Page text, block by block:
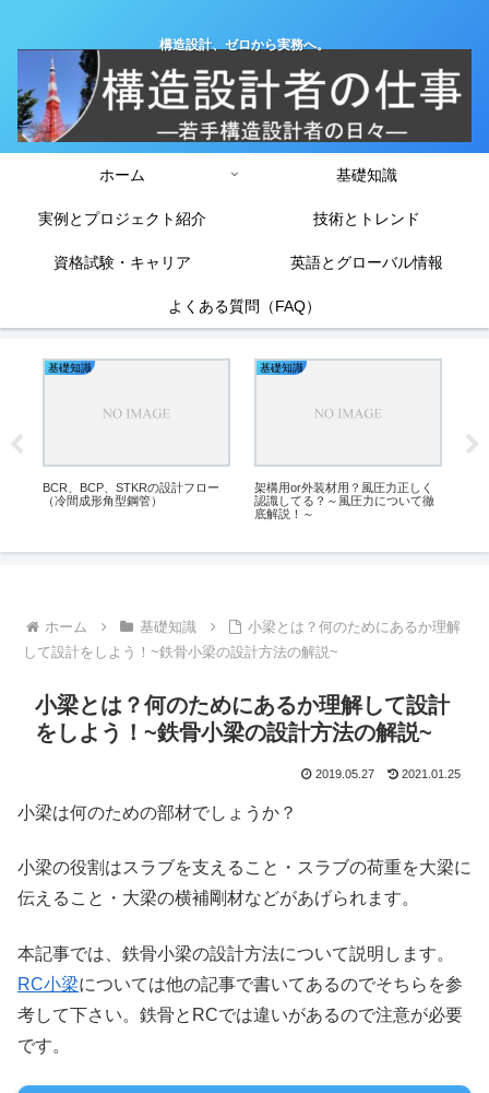
構造設計、ゼロから実務へ。
ホーム 基礎知識
実例とプロジェクト紹介 技術とトレンド
資格試験・キャリア 英語とグローバル情報
よくある質問（FAQ）
基礎知識
BCR、BCP、STKRの設計フロー
（冷間成形角型鋼管）
基礎知識
架構用or外装材用？風圧力正しく
認識してる？～風圧力について徹
底解説！～
ホーム 基礎知識
小梁とは？何のためにあるか理解
して設計をしよう！~鉄骨小梁の設計方法の解説~
小梁とは？何のためにあるか理解して設計
をしよう！~鉄骨小梁の設計方法の解説~
2019.05.27 2021.01.25
小梁は何のための部材でしょうか？
小梁の役割はスラブを支えること・スラブの荷重を大梁に
伝えること・大梁の横補剛材などがあげられます。
本記事では、鉄骨小梁の設計方法について説明します。
RC小梁については他の記事で書いてあるのでそちらを参
考して下さい。鉄骨とRCでは違いがあるので注意が必要
です。